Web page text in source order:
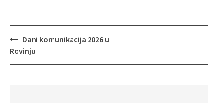
Navigacija
objava
Dani komunikacija 2026 u
Rovinju